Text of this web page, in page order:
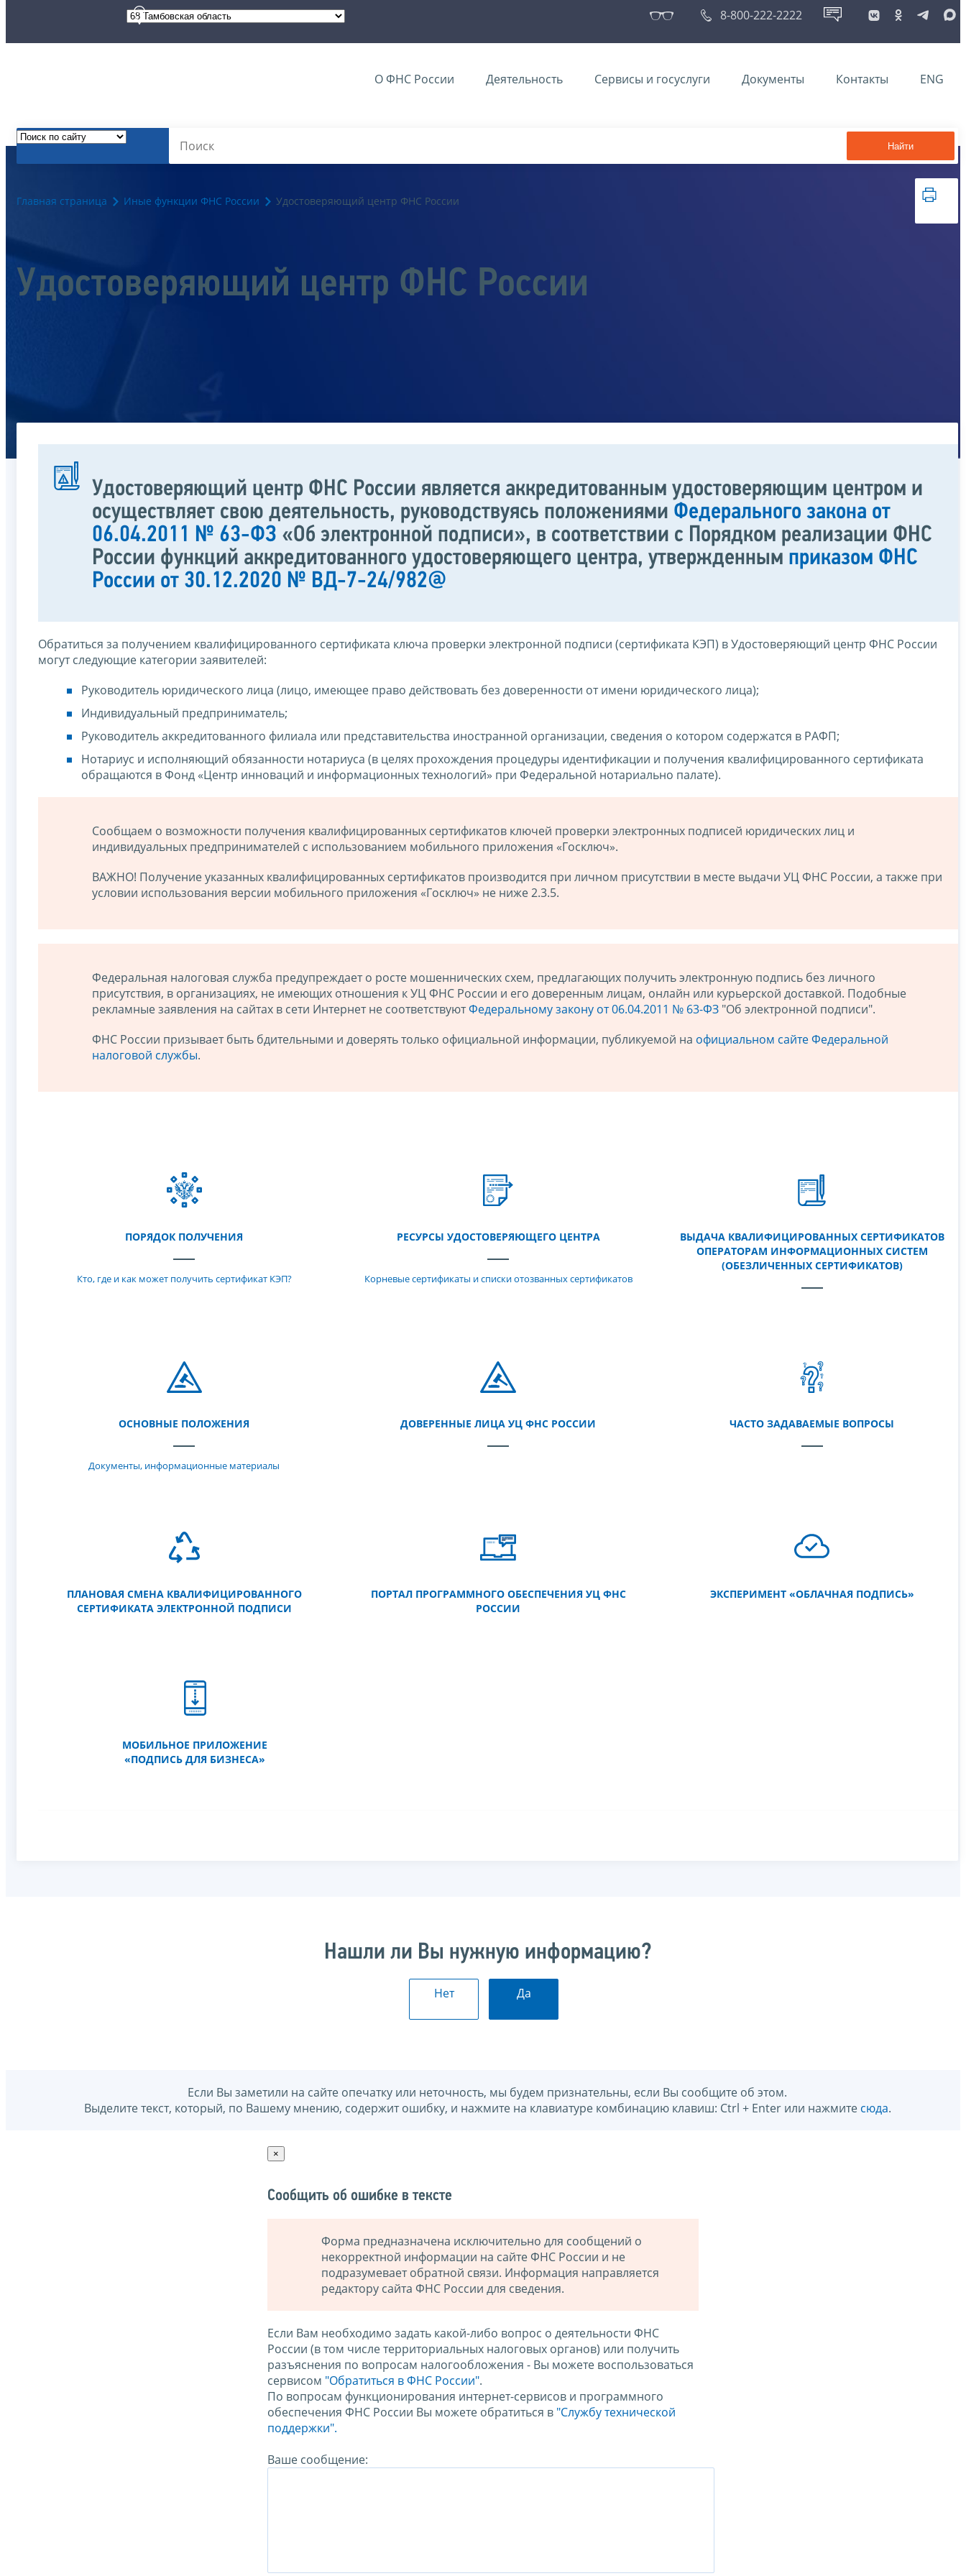
8-800-222-2222
О ФНС России Деятельность Сервисы и госуслуги Документы Контакты ENG
Найти
Главная страница Иные функции ФНС России Удостоверяющий центр ФНС России
Удостоверяющий центр ФНС России
Удостоверяющий центр ФНС России является аккредитованным удостоверяющим центром и
осуществляет свою деятельность, руководствуясь положениями Федерального закона от
06.04.2011 № 63-ФЗ «Об электронной подписи», в соответствии с Порядком реализации ФНС
России функций аккредитованного удостоверяющего центра, утвержденным приказом ФНС
России от 30.12.2020 № ВД-7-24/982@
Обратиться за получением квалифицированного сертификата ключа проверки электронной подписи (сертификата КЭП) в Удостоверяющий центр ФНС России
могут следующие категории заявителей:
Руководитель юридического лица (лицо, имеющее право действовать без доверенности от имени юридического лица);
Индивидуальный предприниматель;
Руководитель аккредитованного филиала или представительства иностранной организации, сведения о котором содержатся в РАФП;
Нотариус и исполняющий обязанности нотариуса (в целях прохождения процедуры идентификации и получения квалифицированного сертификата
обращаются в Фонд «Центр инноваций и информационных технологий» при Федеральной нотариально палате).
Сообщаем о возможности получения квалифицированных сертификатов ключей проверки электронных подписей юридических лиц и
индивидуальных предпринимателей с использованием мобильного приложения «Госключ».
ВАЖНО! Получение указанных квалифицированных сертификатов производится при личном присутствии в месте выдачи УЦ ФНС России, а также при
условии использования версии мобильного приложения «Госключ» не ниже 2.3.5.
Федеральная налоговая служба предупреждает о росте мошеннических схем, предлагающих получить электронную подпись без личного
присутствия, в организациях, не имеющих отношения к УЦ ФНС России и его доверенным лицам, онлайн или курьерской доставкой. Подобные
рекламные заявления на сайтах в сети Интернет не соответствуютФедеральному закону от 06.04.2011 № 63-ФЗ "Об электронной подписи".
ФНС России призывает быть бдительными и доверять только официальной информации, публикуемой на официальном сайте Федеральной
налоговой службы.
ПОРЯДОК ПОЛУЧЕНИЯ
Кто, где и как может получить сертификат КЭП?
РЕСУРСЫ УДОСТОВЕРЯЮЩЕГО ЦЕНТРА
Корневые сертификаты и списки отозванных сертификатов
ВЫДАЧА КВАЛИФИЦИРОВАННЫХ СЕРТИФИКАТОВ
ОПЕРАТОРАМ ИНФОРМАЦИОННЫХ СИСТЕМ
(ОБЕЗЛИЧЕННЫХ СЕРТИФИКАТОВ)
ОСНОВНЫЕ ПОЛОЖЕНИЯ
Документы, информационные материалы
ДОВЕРЕННЫЕ ЛИЦА УЦ ФНС РОССИИ ЧАСТО ЗАДАВАЕМЫЕ ВОПРОСЫ
ПЛАНОВАЯ СМЕНА КВАЛИФИЦИРОВАННОГО
СЕРТИФИКАТА ЭЛЕКТРОННОЙ ПОДПИСИ
ПОРТАЛ ПРОГРАММНОГО ОБЕСПЕЧЕНИЯ УЦ ФНС
РОССИИ
ЭКСПЕРИМЕНТ «ОБЛАЧНАЯ ПОДПИСЬ»
МОБИЛЬНОЕ ПРИЛОЖЕНИЕ
«ПОДПИСЬ ДЛЯ БИЗНЕСА»
Нашли ли Вы нужную информацию?
Нет Да
Если Вы заметили на сайте опечатку или неточность, мы будем признательны, если Вы сообщите об этом.
Выделите текст, который, по Вашему мнению, содержит ошибку, и нажмите на клавиатуре комбинацию клавиш: Ctrl + Enter или нажмите сюда.
×
Сообщить об ошибке в тексте
Форма предназначена исключительно для сообщений о
некорректной информации на сайте ФНС России и не
подразумевает обратной связи. Информация направляется
редактору сайта ФНС России для сведения.
Если Вам необходимо задать какой-либо вопрос о деятельности ФНС
России (в том числе территориальных налоговых органов) или получить
разъяснения по вопросам налогообложения - Вы можете воспользоваться
сервисом "Обратиться в ФНС России".
По вопросам функционирования интернет-сервисов и программного
обеспечения ФНС России Вы можете обратиться в "Службу технической
поддержки".
Ваше сообщение: